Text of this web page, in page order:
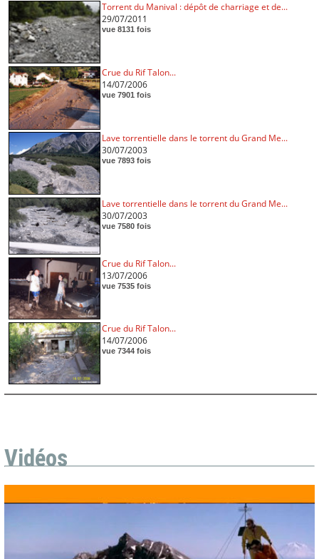
Torrent du Manival : dépôt de charriage et de...
29/07/2011
vue 8131 fois
Crue du Rif Talon...
14/07/2006
vue 7901 fois
Lave torrentielle dans le torrent du Grand Me...
30/07/2003
vue 7893 fois
Lave torrentielle dans le torrent du Grand Me...
30/07/2003
vue 7580 fois
Crue du Rif Talon...
13/07/2006
vue 7535 fois
Crue du Rif Talon...
14/07/2006
vue 7344 fois
Vidéos